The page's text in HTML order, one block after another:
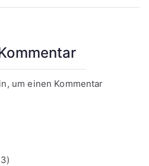
um einen Kommentar